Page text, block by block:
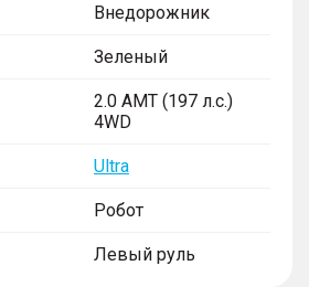
Внедорожник
Зеленый
2.0 AMT (197 л.с.)
4WD
Ultra
Робот
Левый руль